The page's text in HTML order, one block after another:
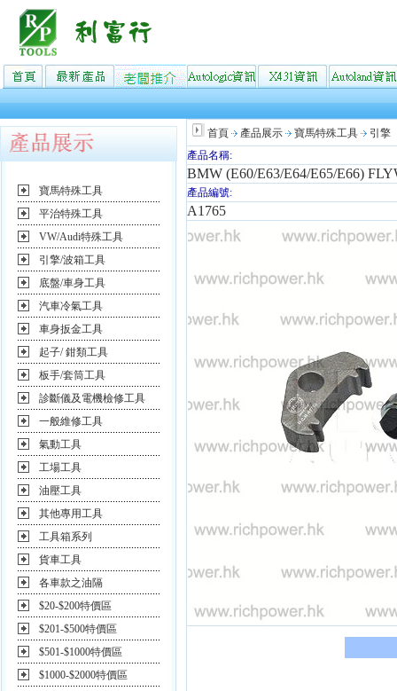
寶馬特殊工具
平治特殊工具
VW/Audi特殊工具
引擎/波箱工具
底盤/車身工具
汽車冷氣工具
車身扳金工具
起子/ 鉗類工具
板手/套筒工具
診斷儀及電機檢修工具
一般維修工具
氣動工具
工場工具
油壓工具
其他專用工具
工具箱系列
貨車工具
各車款之油隔
$20-$200特價區
$201-$500特價區
$501-$1000特價區
$1000-$2000特價區
首頁 產品展示 寶馬特殊工具
引擎
產品名稱:
BMW (E60/E63/E64/E65/E66)
產品編號:
A1765